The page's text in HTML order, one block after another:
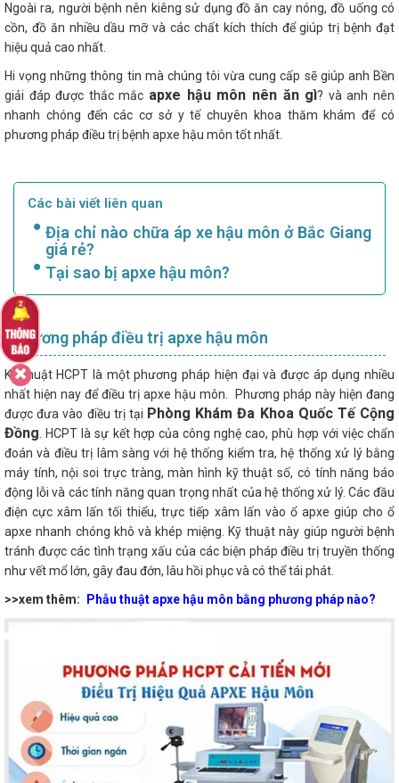
Ngoài ra, người bệnh nên kiêng sử dụng đồ ăn cay nóng, đồ uống có
cồn, đồ ăn nhiều dầu mỡ và các chất kích thích để giúp trị bệnh đạt
hiệu quả cao nhất.
Hi vọng những thông tin mà chúng tôi vừa cung cấp sẽ giúp anh Bền
giải đáp được thắc mắc apxe hậu môn nên ăn gì? và anh nên
nhanh chóng đến các cơ sở y tế chuyên khoa thăm khám để có
phương pháp điều trị bệnh apxe hậu môn tốt nhất.
Các bài viết liên quan
Địa chỉ nào chữa áp xe hậu môn ở Bắc Giang
giá rẻ?
Tại sao bị apxe hậu môn?
Phương pháp điều trị apxe hậu môn
Kỹ thuật HCPT là một phương pháp hiện đại và được áp dụng nhiều
nhất hiện nay để điều trị apxe hậu môn. Phương pháp này hiện đang
được đưa vào điều trị tại Phòng Khám Đa Khoa Quốc Tế Cộng
Đồng. HCPT là sự kết hợp của công nghệ cao, phù hợp với việc chẩn
đoán và điều trị lâm sàng với hệ thống kiểm tra, hệ thống xử lý bằng
máy tính, nội soi trực tràng, màn hình kỹ thuật số, có tính năng báo
động lỗi và các tính năng quan trọng nhất của hệ thống xử lý. Các đầu
điện cực xâm lấn tối thiểu, trực tiếp xâm lấn vào ổ apxe giúp cho ổ
apxe nhanh chóng khô và khép miệng. Kỹ thuật này giúp người bệnh
tránh được các tình trạng xấu của các biện pháp điều trị truyền thống
như vết mổ lớn, gây đau đớn, lâu hồi phục và có thể tái phát.
>>xem thêm:
Phẫu thuật apxe hậu môn bằng phương pháp nào?